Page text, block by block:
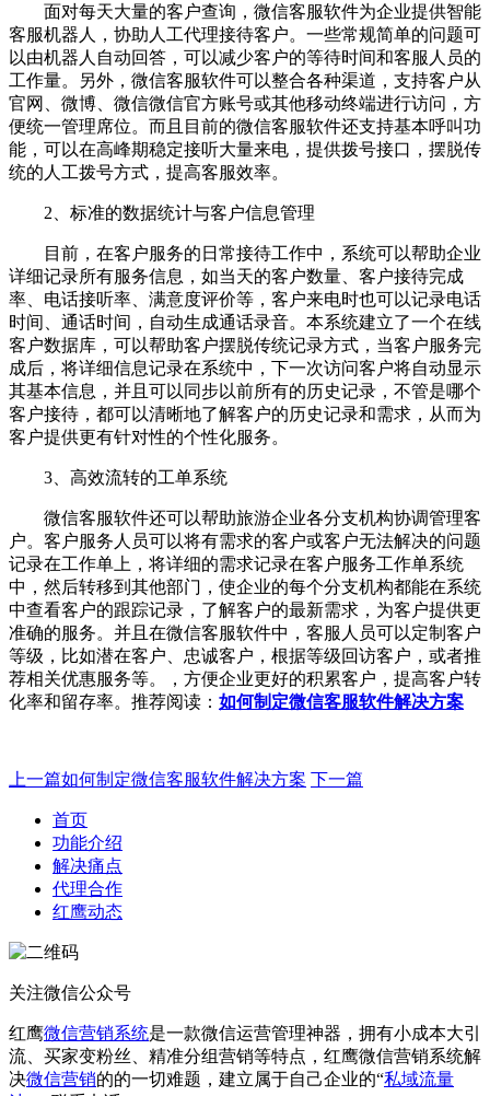
面对每天大量的客户查询，微信客服软件为企业提供智能
客服机器人，协助人工代理接待客户。一些常规简单的问题可
以由机器人自动回答，可以减少客户的等待时间和客服人员的
工作量。另外，微信客服软件可以整合各种渠道，支持客户从
官网、微博、微信微信官方账号或其他移动终端进行访问，方
便统一管理席位。而且目前的微信客服软件还支持基本呼叫功
能，可以在高峰期稳定接听大量来电，提供拨号接口，摆脱传
统的人工拨号方式，提高客服效率。
2、标准的数据统计与客户信息管理
目前，在客户服务的日常接待工作中，系统可以帮助企业
详细记录所有服务信息，如当天的客户数量、客户接待完成
率、电话接听率、满意度评价等，客户来电时也可以记录电话
时间、通话时间，自动生成通话录音。本系统建立了一个在线
客户数据库，可以帮助客户摆脱传统记录方式，当客户服务完
成后，将详细信息记录在系统中，下一次访问客户将自动显示
其基本信息，并且可以同步以前所有的历史记录，不管是哪个
客户接待，都可以清晰地了解客户的历史记录和需求，从而为
客户提供更有针对性的个性化服务。
3、高效流转的工单系统
微信客服软件还可以帮助旅游企业各分支机构协调管理客
户。客户服务人员可以将有需求的客户或客户无法解决的问题
记录在工作单上，将详细的需求记录在客户服务工作单系统
中，然后转移到其他部门，使企业的每个分支机构都能在系统
中查看客户的跟踪记录，了解客户的最新需求，为客户提供更
准确的服务。并且在微信客服软件中，客服人员可以定制客户
等级，比如潜在客户、忠诚客户，根据等级回访客户，或者推
荐相关优惠服务等。，方便企业更好的积累客户，提高客户转
化率和留存率。推荐阅读： 如何制定微信客服软件解决方案
上一篇如何制定微信客服软件解决方案 下一篇
首页
功能介绍
解决痛点
代理合作
红鹰动态
关注微信公众号
红鹰微信营销系统是一款微信运营管理神器，拥有小成本大引
流、买家变粉丝、精准分组营销等特点，红鹰微信营销系统解
决微信营销的的一切难题，建立属于自己企业的“私域流量